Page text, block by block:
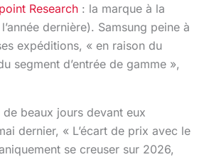
Research : la marque à la
dernière). Samsung peine à
expéditions, « en raison du
segment d’entrée de gamme »,
beaux jours devant eux
dernier, « L’écart de prix avec le
se creuser sur 2026,